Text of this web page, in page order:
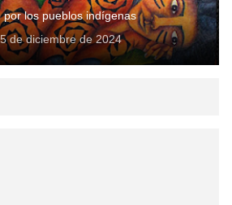
por los pueblos indígenas
de diciembre de 2024